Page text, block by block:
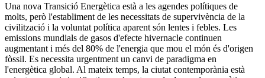
Una nova Transició Energètica està a les agendes polítiques de
molts, però l'establiment de les necessitats de supervivència de la
civilització i la voluntat política aparent són lentes i febles. Les
emissions mundials de gasos d'efecte hivernacle continuen
augmentant i més del 80% de l'energia que mou el món és d'origen
fòssil. Es necessita urgentment un canvi de paradigma en
l'energètica global. Al mateix temps, la ciutat contemporània està